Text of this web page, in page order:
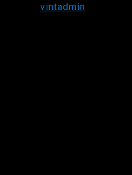
vintadmin